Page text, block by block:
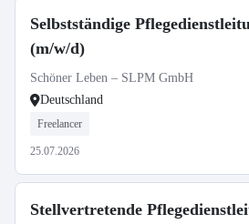
Selbstständige
(m/w/d)
Schöner Leben – SLPM GmbH
Deutschland
Freelancer
25.07.2026
Stellvertretende